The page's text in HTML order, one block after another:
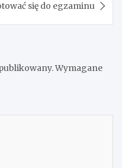
się do egzaminu
Wymagane